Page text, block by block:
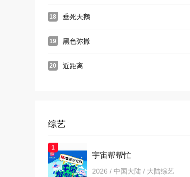
18 垂死天鹅
19 黑色弥撒
20 近距离
综艺
1
宇宙帮帮忙
2026 / 中国大陆 / 大陆综艺